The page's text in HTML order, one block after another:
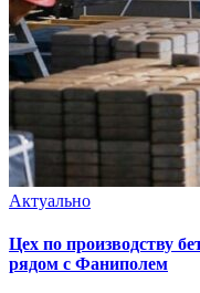
Актуально
Цех по производству
рядом с Фаниполем